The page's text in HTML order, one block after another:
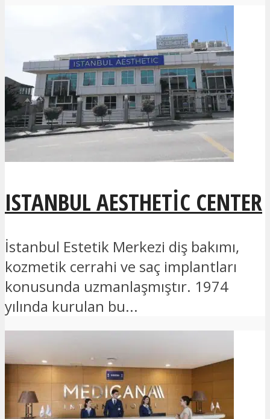
ISTANBUL AESTHETIC CENTER
İstanbul Estetik Merkezi diş bakımı,
kozmetik cerrahi ve saç implantları
konusunda uzmanlaşmıştır. 1974
yılında kurulan bu...